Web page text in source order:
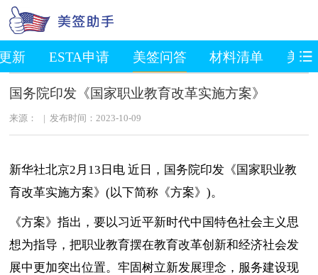
新 ESTA申请 美签问答 材料清单 美国
国务院印发《国家职业教育改革实施方案》
来源： | 发布时间：2023-10-09
新华社北京2月13日电 近日，国务院印发《国家职业教
育改革实施方案》(以下简称《方案》)。
《方案》指出，要以习近平新时代中国特色社会主义思
想为指导，把职业教育摆在教育改革创新和经济社会发
展中更加突出位置。牢固树立新发展理念，服务建设现